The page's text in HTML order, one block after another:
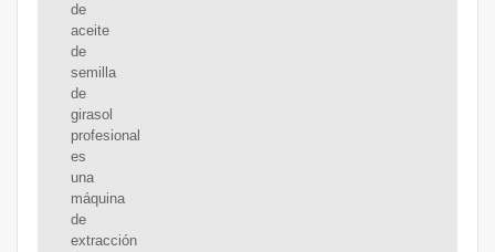
de
aceite
de
semilla
de
girasol
profesional
es
una
máquina
de
extracción